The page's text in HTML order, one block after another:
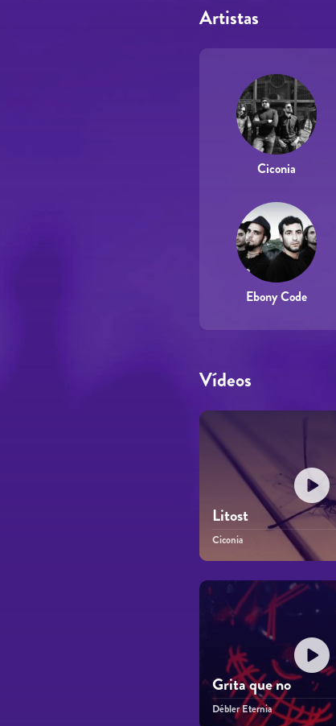
Artistas
Ciconia
Ebony Code
Vídeos
Litost
Ciconia
Grita que no
Débler Eternia